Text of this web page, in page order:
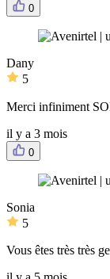
0
Dany
5
Merci infiniment
il y a 3 mois
0
Sonia
5
Vous êtes très très